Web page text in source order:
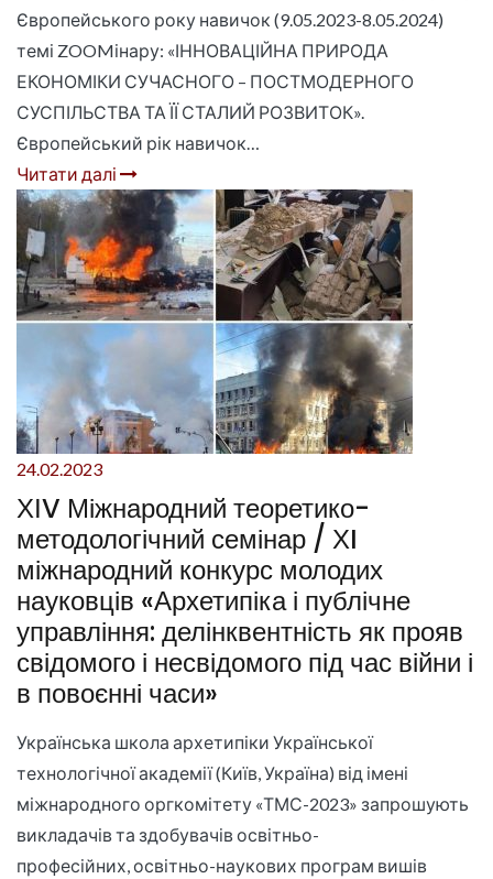
Європейського року навичок (9.05.2023-8.05.2024)
темі ZOOMінару: «ІННОВАЦІЙНА ПРИРОДА
ЕКОНОМІКИ СУЧАСНОГО – ПОСТМОДЕРНОГО
СУСПІЛЬСТВА ТА ЇЇ СТАЛИЙ РОЗВИТОК».
Європейський рік навичок…
Читати далі
24.02.2023
ХІV Міжнародний теоретико-
методологічний семінар / ХI
міжнародний конкурс молодих
науковців «Архетипіка і публічне
управління: делінквентність як прояв
свідомого і несвідомого під час війни і
в повоєнні часи»
Українська школа архетипіки Української
технологічної академії (Київ, Україна) від імені
міжнародного оргкомітету «ТМС-2023» запрошують
викладачів та здобувачів освітньо-
професійних, освітньо-наукових програм вишів